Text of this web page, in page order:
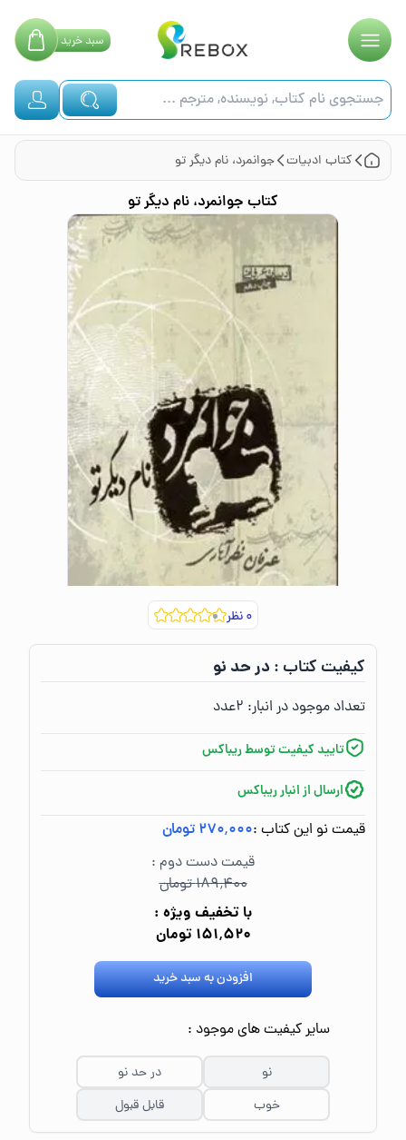
سبدخرید
کتاب ادبیات جوانمرد، نام دیگر تو
کتاب جوانمرد، نام دیگر تو
۰نظر
کیفیت کتاب :‌در حد نو
تعداد موجود در انبار:‌ ۲عدد
تایید کیفیت توسط ریباکس
ارسال از انبار ریباکس
قیمت نو این کتاب :۲۷۰٬۰۰۰ تومان
قیمت دست دوم :
۱۸۹٬۴۰۰ تومان
با تخفیف ویژه :
۱۵۱٬۵۲۰ تومان
افزودن به سبد خرید
سایر کیفیت های موجود :
نو
در حد نو
خوب
قابل قبول